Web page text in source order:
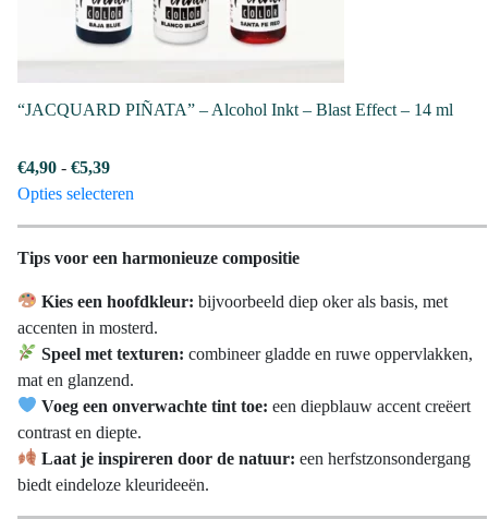
productpagina
“JACQUARD PIÑATA” – Alcohol Inkt – Blast Effect – 14 ml
€4,90 - €5,39Prijsklasse:
€4,90
Opties selecteren
variaties.
Deze
optie
gekozen
worden
op
de
Tips voor een harmonieuze compositie
Kies een hoofdkleur: bijvoorbeeld diep oker als basis, met
accenten in mosterd.
Speel met texturen: combineer gladde en ruwe oppervlakken,
mat en glanzend.
Voeg een onverwachte tint toe: een diepblauw accent creëert
contrast en diepte.
Laat je inspireren door de natuur: een herfstzonsondergang
biedt eindeloze kleurideeën.